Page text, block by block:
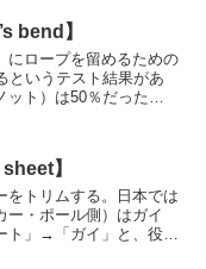
bend】
にロープを留めるための
というテスト結果があ
ット）は50％だったと
】
をトリムする。日本では
ー・ポール側）はガイ
ト」→「ガイ」と、役目